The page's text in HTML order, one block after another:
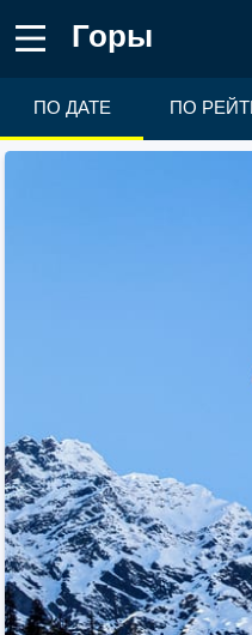
Горы
ПО ДАТЕ ПО